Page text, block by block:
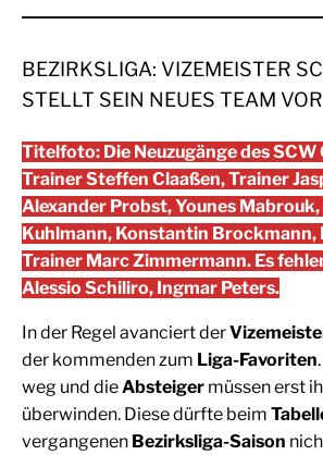
BEZIRKSLIGA: VIZEMEISTER
STELLT SEIN NEUES TEAM VOR
Titelfoto: Die Neuzugänge des
Trainer Steffen Claaßen, Trainer
Alexander Probst, Younes Mabrouk,
Kuhlmann, Konstantin Brockmann,
Trainer Marc Zimmermann. Es
Alessio Schiliro, Ingmar Peters.
In der Regel avanciert der
der kommenden zum Liga-Favoriten
weg und dieAbsteiger müssen erst
überwinden. Diese dürfte beim
vergangenen Bezirksliga-Saison